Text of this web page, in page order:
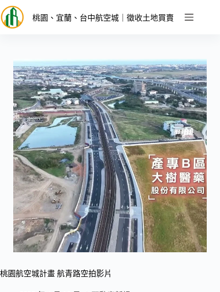
跳
至
主
桃園、宜蘭、台中航空城｜徵收土地買賣
桃園航空城計畫 航青路空拍影片